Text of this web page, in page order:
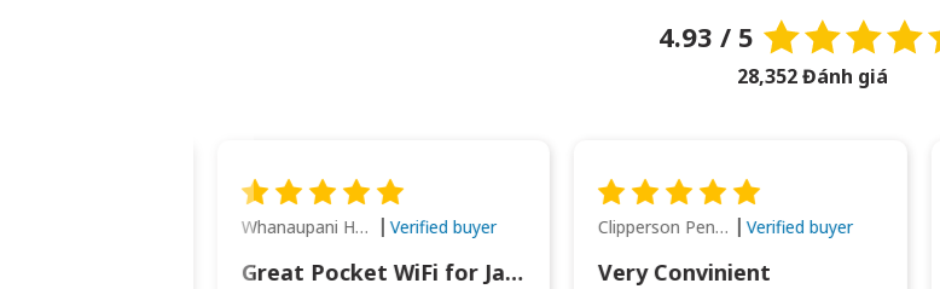
4.93 / 5
28,352 Đánh giá
Whanaupani Henry Joseph Macown Verified buyer
Great Pocket WiFi for Japan Travel
Clipperson Penilla Verified buyer
Very Convinient